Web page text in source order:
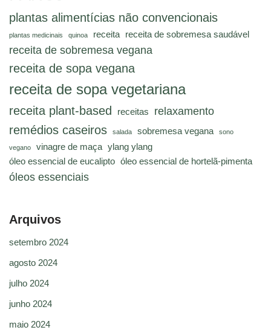
plantas alimentícias não convencionais
plantas medicinais quinoa receita receita de sobremesa saudável
receita de sobremesa vegana
receita de sopa vegana
receita de sopa vegetariana
receita plant-based receitas relaxamento
remédios caseiros salada sobremesa vegana sono
vegano vinagre de maça ylang ylang
óleo essencial de eucalipto óleo essencial de hortelã-pimenta
óleos essenciais
Arquivos
setembro 2024
agosto 2024
julho 2024
junho 2024
maio 2024